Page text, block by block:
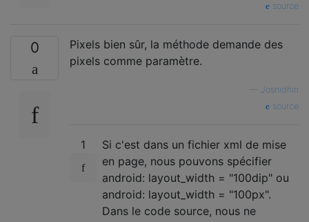
source
0
Pixels bien sûr, la méthode demande des
pixels comme paramètre.
Josnidhin
source
1
Si c'est dans un fichier xml de mise
en page, nous pouvons spécifier
android: layout_width = "100dip" ou
android: layout_width = "100px".
Dans le code source, nous ne